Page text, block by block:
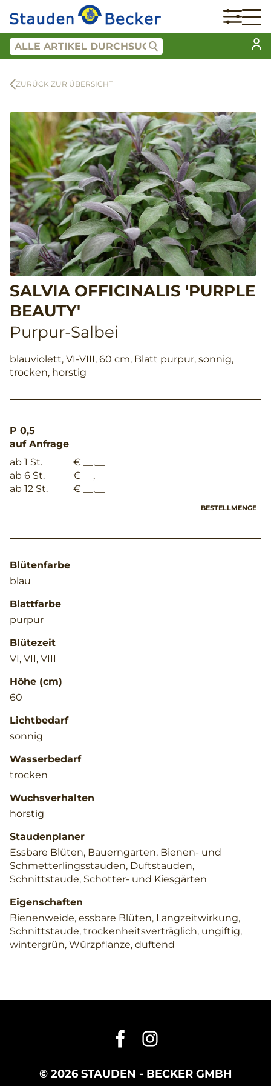
ZURÜCK ZUR ÜBERSICHT
SALVIA OFFICINALIS 'PURPLE
BEAUTY'
Purpur-Salbei
blauviolett, VI-VIII, 60 cm, Blatt purpur, sonnig,
trocken, horstig
P 0,5
auf Anfrage
ab 1 St.
€ __,__
ab 6 St.
€ __,__
ab 12 St.
€ __,__
BESTELLMENGE
Blütenfarbe
blau
Blattfarbe
purpur
Blütezeit
VI, VII, VIII
Höhe (cm)
60
Lichtbedarf
sonnig
Wasserbedarf
trocken
Wuchsverhalten
horstig
Staudenplaner
Essbare Blüten, Bauerngarten, Bienen- und
Schmetterlingsstauden, Duftstauden,
Schnittstaude, Schotter- und Kiesgärten
Eigenschaften
Bienenweide, essbare Blüten, Langzeitwirkung,
Schnittstaude, trockenheitsverträglich, ungiftig,
wintergrün, Würzpflanze, duftend
© 2026 STAUDEN - BECKER GMBH